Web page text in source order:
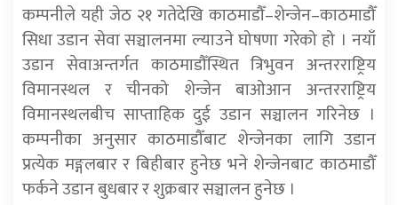
कम्पनीले यही जेठ २१ गतेदेखि काठमाडौँ–शेन्जेन–काठमाडौँ
सिधा उडान सेवा सञ्चालनमा ल्याउने घोषणा गरेको हो । नयाँ
उडान सेवाअन्तर्गत काठमाडौँस्थित त्रिभुवन अन्तरराष्ट्रिय
विमानस्थल र चीनको शेन्जेन बाओआन अन्तरराष्ट्रिय
विमानस्थलबीच साप्ताहिक दुई उडान सञ्चालन गरिनेछ ।
कम्पनीका अनुसार काठमाडौँबाट शेन्जेनका लागि उडान
प्रत्येक मङ्गलबार र बिहीबार हुनेछ भने शेन्जेनबाट काठमाडौँ
फर्कने उडान बुधबार र शुक्रबार सञ्चालन हुनेछ ।